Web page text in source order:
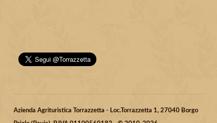
Azienda Agrituristica Torrazzetta - Loc.Torrazzetta 1, 27040 Borgo